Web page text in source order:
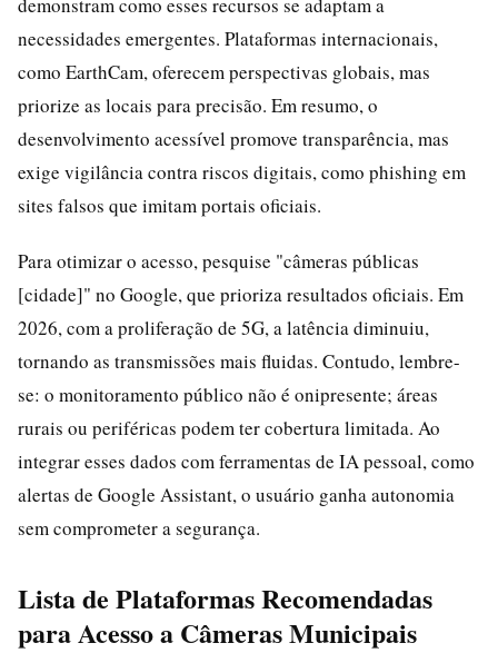
necessidades emergentes. Plataformas internacionais,
como EarthCam, oferecem perspectivas globais, mas
priorize as locais para precisão. Em resumo, o
desenvolvimento acessível promove transparência, mas
exige vigilância contra riscos digitais, como phishing em
sites falsos que imitam portais oficiais.
Para otimizar o acesso, pesquise "câmeras públicas
[cidade]" no Google, que prioriza resultados oficiais. Em
2026, com a proliferação de 5G, a latência diminuiu,
tornando as transmissões mais fluidas. Contudo, lembre-
se: o monitoramento público não é onipresente; áreas
rurais ou periféricas podem ter cobertura limitada. Ao
integrar esses dados com ferramentas de IA pessoal, como
alertas de Google Assistant, o usuário ganha autonomia
sem comprometer a segurança.
Lista de Plataformas Recomendadas
para Acesso a Câmeras Municipais